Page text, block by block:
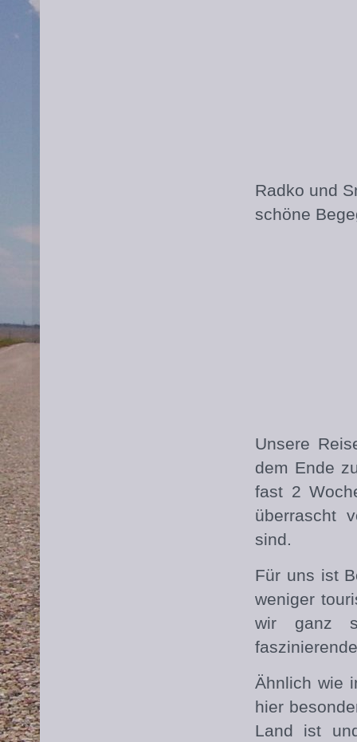
Radko und
schöne
Unsere
dem Ende
fast 2
überrascht
sind.
Für uns ist
weniger
wir ganz
Ähnlich wie
hier
Land ist